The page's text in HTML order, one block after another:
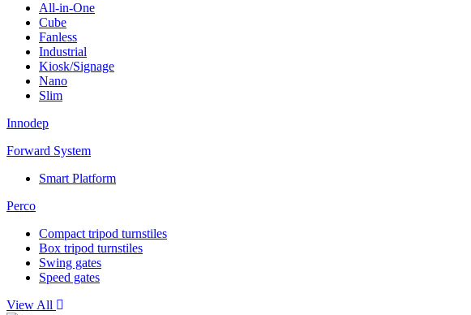
All-in-One
Cube
Fanless
Industrial
Kiosk/Signage
Nano
Slim
Innodep
Forward System
Smart Platform
Perco
Compact tripod turnstiles
Box tripod turnstiles
Swing gates
Speed gates
View All